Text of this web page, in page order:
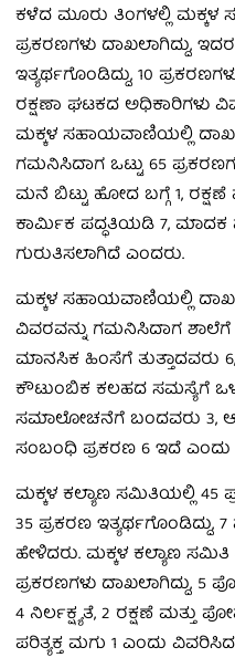
ಕಳೆದ ಮೂರು ತಿಂಗಳಲ್ಲಿ ಮಕ್ಕಳ
ಪ್ರಕರಣಗಳು ದಾಖಲಾಗಿದ್ದು,
ಇತ್ಯರ್ಥಗೊಂಡಿದ್ದು, 10
ರಕ್ಷಣಾ ಘಟಕದ ಅಧಿಕಾರಿಗಳು
ಮಕ್ಕಳ ಸಹಾಯವಾಣಿಯಲ್ಲಿ
ಗಮನಿಸಿದಾಗ ಒಟ್ಟು 65
ಮನೆ ಬಿಟ್ಟು ಹೋದ ಬಗ್ಗೆ 1,
ಕಾರ್ಮಿಕ ಪದ್ಧತಿಯಡಿ 7, ಮಾದಕ
ಗುರುತಿಸಲಾಗಿದೆ ಎಂದರು.
ಮಕ್ಕಳ ಸಹಾಯವಾಣಿಯಲ್ಲಿ
ವಿವರವನ್ನು ಗಮನಿಸಿದಾಗ ಶಾಲೆಗೆ
ಮಾನಸಿಕ ಹಿಂಸೆಗೆ ತುತ್ತಾದವರು
ಕೌಟುಂಬಿಕ ಕಲಹದ ಸಮಸ್ಯೆಗೆ
ಸಮಾಲೋಚನೆಗೆ ಬಂದವರು 3,
ಸಂಬಂಧಿ ಪ್ರಕರಣ 6 ಇದೆ ಎಂದು
ಮಕ್ಕಳ ಕಲ್ಯಾಣ ಸಮಿತಿಯಲ್ಲಿ 45
35 ಪ್ರಕರಣ ಇತ್ಯರ್ಥಗೊಂಡಿದ್ದು,
ಹೇಳಿದರು. ಮಕ್ಕಳ ಕಲ್ಯಾಣ
ಪ್ರಕರಣಗಳು ದಾಖಲಾಗಿದ್ದು, 5
4 ನಿರ್ಲಕ್ಷ್ಯತೆ, 2 ರಕ್ಷಣೆ ಮತ್ತು
ಪರಿತ್ಯಕ್ತ ಮಗು 1 ಎಂದು